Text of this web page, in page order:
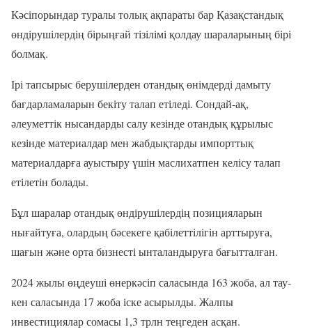
Кәсіпорындар туралы толық ақпараты бар Қазақстандық
өндірушілердің бірыңғай тізілімі қолдау шараларының бірі
болмақ.
Ірі тапсырыс берушілерден отандық өнімдерді дамыту
бағдарламаларын бекіту талап етіледі. Сондай-ақ,
әлеуметтік нысандарды салу кезінде отандық құрылыс
кезінде материалдар мен жабдықтарды импорттық
материалдарға ауыстыру үшін маслихатпен келісу талап
етілетін болады.
Бұл шаралар отандық өндірушілердің позицияларын
нығайтуға, олардың бәсекеге қабілеттілігін арттыруға,
шағын және орта бизнесті ынталандыруға бағытталған.
2024 жылы өңдеуші өнеркәсіп саласында 163 жоба, ал тау-
кен саласында 17 жоба іске асырылды. Жалпы
инвестициялар сомасы 1,3 трлн теңгеден асқан.